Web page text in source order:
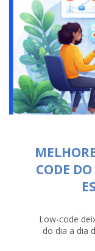
CODE
Low-code
do dia a dia